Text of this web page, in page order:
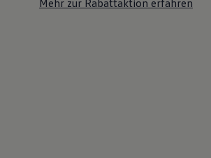
Mehr zur Rabattaktion erfahren